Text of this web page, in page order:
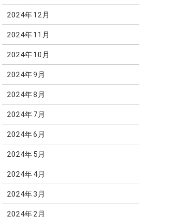
2024年12月
2024年11月
2024年10月
2024年9月
2024年8月
2024年7月
2024年6月
2024年5月
2024年4月
2024年3月
2024年2月